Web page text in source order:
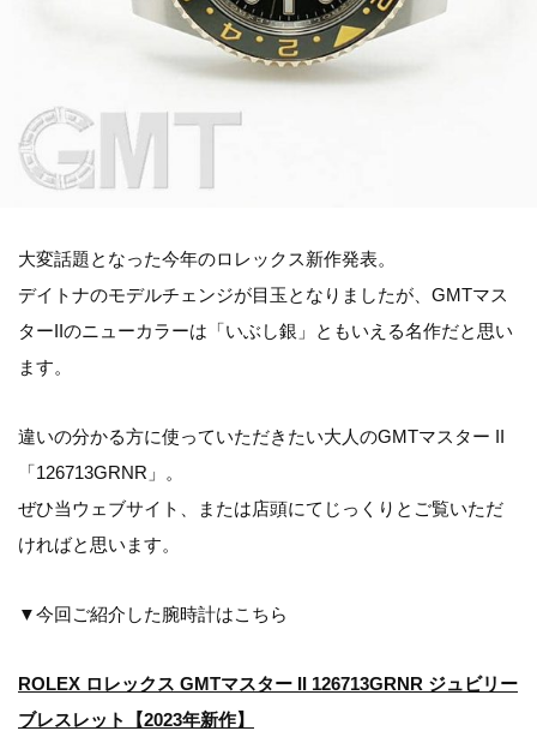
大変話題となった今年のロレックス新作発表。
デイトナのモデルチェンジが目玉となりましたが、GMTマス
ターIIのニューカラーは「いぶし銀」ともいえる名作だと思い
ます。
違いの分かる方に使っていただきたい大人のGMTマスター II
「126713GRNR」。
ぜひ当ウェブサイト、または店頭にてじっくりとご覧いただ
ければと思います。
▼今回ご紹介した腕時計はこちら
ROLEX ロレックス GMTマスター II 126713GRNR ジュビリー
ブレスレット【2023年新作】